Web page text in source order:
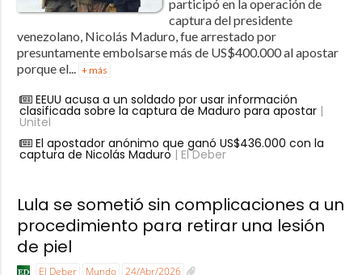
participó en la operación de
captura del presidente
venezolano, Nicolás Maduro, fue arrestado por
presuntamente embolsarse más de US$400.000 al apostar
porque el...
+ más
EEUU acusa a un soldado por usar información
clasificada sobre la captura de Maduro para apostar|
Unitel
El apostador anónimo que ganó US$436.000 con la
captura de Nicolás Maduro | El Deber
Lula se sometió sin complicaciones a un
procedimiento para retirar una lesión
de piel
El Deber Mundo 24/Abr/2026